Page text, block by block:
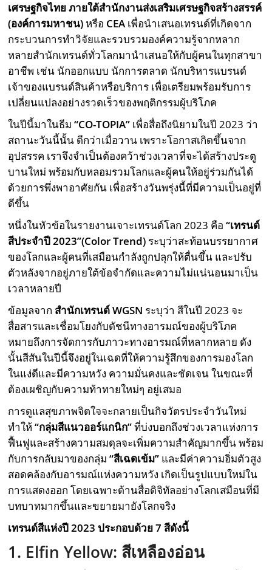
เศรษฐกิจไทยภายใต้สำนักงานส่งเสริมเศรษฐกิจสร้างสรรค์
(องค์การมหาชน) หรือ CEA เพื่อนำเสนอเทรนด์ที่เกิดจาก
กระบวนการทำวิจัยและรวบรวมองค์ความรู้จากหลาก
หลายสำนักเทรนด์ทั่วโลกมานำเสนอให้กับผู้คนในทุกสาขา
อาชีพ เช่น นักออกแบบ นักการตลาด นักบริหารแบรนด์
เจ้าของแบรนด์สินค้าหรือบริการ เพื่อเตรียมพร้อมรับการ
เปลี่ยนแปลงอย่างรวดเร็วของพฤติกรรมผู้บริโภค
ในปีนี้มาในธีม“CO-TOPIA” เพื่อสื่อถึงนิยามในปี 2023 ว่า
สถานะวันนี้นั้น ดีกว่าเมื่อวาน เพราะโอกาสเกิดขึ้นจาก
อุปสรรค เราจึงจำเป็นต้องคว้าช่วงเวลาที่จะได้สร้างประตู
บานใหม่ พร้อมกับหลอมรวมโลกและผู้คนให้อยู่ร่วมกันได้
ด้วยการพึ่งพาอาศัยกัน เพื่อสร้างวันพรุ่งนี้ที่มีความเป็นอยู่ที่
ดีขึ้น
หนึ่งในหัวข้อในรายงานเจาะเทรนด์โลก 2023 คือ “เทรนด์
สีประจำปี2023”(Color Trend) ระบุว่าสะท้อนบรรยากาศ
ของโลกและผู้คนที่เสมือนกำลังถูกปลุกให้ตื่นขึ้น และปรับ
ตัวหลังจากอยู่ภายใต้ข้อจำกัดและความไม่แน่นอนมาเป็น
เวลาหลายปี
ข้อมูลจาก สำนักเทรนด์WGSN ระบุว่า สีในปี 2023 จะ
สื่อสารและเชื่อมโยงกับดัชนีทางอารมณ์ของผู้บริโภค
หมายถึงการจัดการกับภาวะทางอารมณ์ที่หลากหลาย ดัง
นั้นสีสันในปีนี้จึงอยู่ในเฉดที่ให้ความรู้สึกของการมองโลก
ในแง่ดีและมีความหวัง ความมั่นคงและชัดเจน ในขณะที่
ต้องเผชิญกับความท้าทายใหม่ๆ อยู่เสมอ
การดูแลสุขภาพจิตใจจะกลายเป็นกิจวัตรประจำวันใหม่
ทำให้“กลุ่มสีแนวออร์แกนิก”ที่บ่งบอกถึงช่วงเวลาแห่งการ
ฟื้นฟูและสร้างความสมดุลจะเพิ่มความสำคัญมากขึ้น พร้อม
กับการกลับมาของกลุ่ม“สีเฉดเข้ม” และมีค่าความอิ่มตัวสูง
สอดคล้องกับอารมณ์แห่งความหวัง เกิดเป็นรูปแบบใหม่ใน
การแสดงออก โดยเฉพาะด้านสื่อดิจิทัลอย่างโลกเสมือนที่มี
บทบาทมากขึ้นและขยายมายังโลกจริง
เทรนด์สีแห่งปี2023ประกอบด้วย7สีดังนี้
1. Elfin Yellow: สีเหลืองอ่อน